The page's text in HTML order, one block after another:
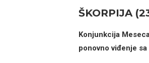
ŠKORPIJA
Konjunkcija
ponovno viđenje